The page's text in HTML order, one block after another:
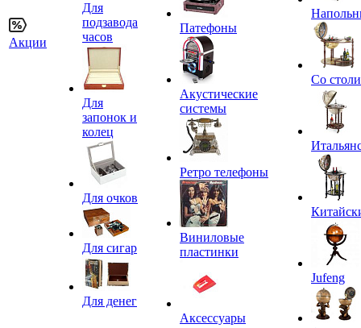
Акции
Для
подзавода
часов
Для
запонок и
колец
Для очков
Для сигар
Для денег
Патефоны
Акустические
системы
Ретро телефоны
Виниловые
пластинки
Аксессуары
Со
Jufeng